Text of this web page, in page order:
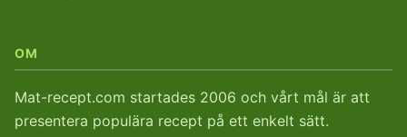
OM
Mat-recept.com startades 2006 och vårt mål är att
presentera populära recept på ett enkelt sätt.